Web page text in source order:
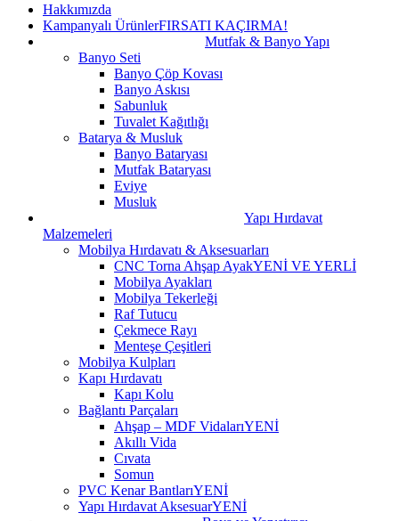
Hakkımızda
Kampanyalı ÜrünlerFIRSATI KAÇIRMA!
Mutfak & Banyo Yapı
Banyo Seti
Banyo Çöp Kovası
Banyo Askısı
Sabunluk
Tuvalet Kağıtlığı
Batarya & Musluk
Banyo Bataryası
Mutfak Bataryası
Eviye
Musluk
Yapı Hırdavat
Malzemeleri
Mobilya Hırdavatı & Aksesuarları
CNC Torna Ahşap AyakYENİ VE YERLİ
Mobilya Ayakları
Mobilya Tekerleği
Raf Tutucu
Çekmece Rayı
Menteşe Çeşitleri
Mobilya Kulpları
Kapı Hırdavatı
Kapı Kolu
Bağlantı Parçaları
Ahşap – MDF VidalarıYENİ
Akıllı Vida
Cıvata
Somun
PVC Kenar BantlarıYENİ
Yapı Hırdavat AksesuarYENİ